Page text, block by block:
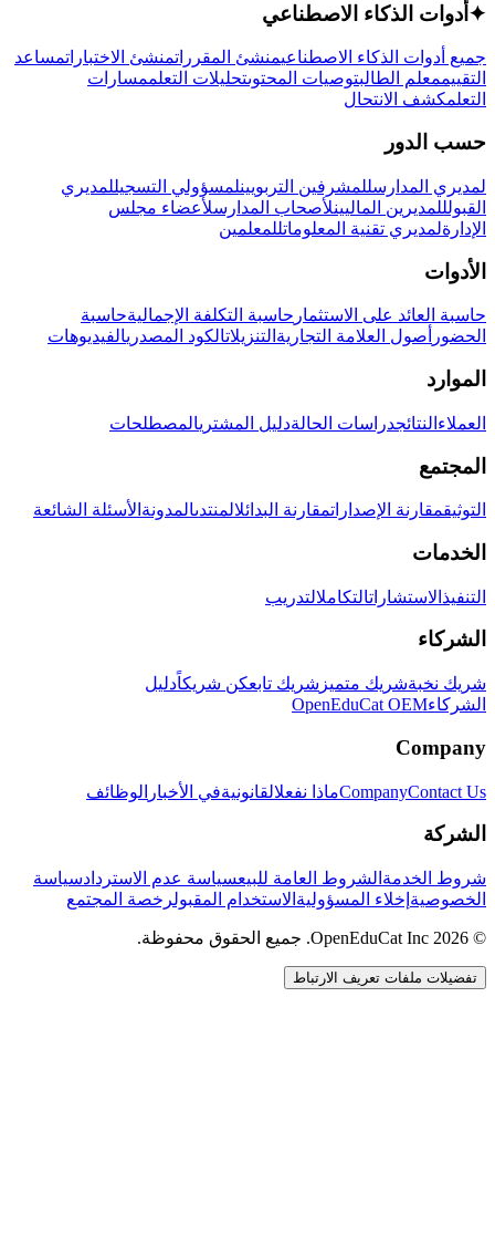
✦ أدوات الذكاء الاصطناعي
جميع أدوات الذكاء الاصطناعيمنشئ المقرراتمنشئ الاختباراتمساعد
التقييممعلم الطالبتوصيات المحتوىتحليلات التعلممسارات
التعلمكشف الانتحال
حسب الدور
لمديري المدارسللمشرفين التربويينلمسؤولي التسجيللمديري
القبولللمديرين الماليينلأصحاب المدارسلأعضاء مجلس
الإدارةلمديري تقنية المعلوماتللمعلمين
الأدوات
حاسبة العائد على الاستثمار حاسبة التكلفة الإجماليةحاسبة
الحضور أصول العلامة التجارية التنزيلاتالكود المصدريالفيديوهات
الموارد
العملاء النتائجدراسات الحالةدليل المشتريالمصطلحات
المجتمع
التوثيقمقارنة الإصداراتمقارنة البدائلالمنتدىالمدونة الأسئلة الشائعة
الخدمات
التنفيذ الاستشاراتالتكاملالتدريب
الشركاء
شريك نخبةشريك متميز شريك تابعكن شريكاًدليل
الشركاءOpenEduCat OEM
Company
CompanyContact Us ماذا نفعلالقانونيةفي الأخبار الوظائف
الشركة
شروط الخدمة الشروط العامة للبيعسياسة عدم الاستردادسياسة
الخصوصية إخلاء المسؤولية الاستخدام المقبولرخصة المجتمع
© 2026 OpenEduCat Inc. جميع الحقوق محفوظة.
تفضيلات ملفات تعريف الارتباط